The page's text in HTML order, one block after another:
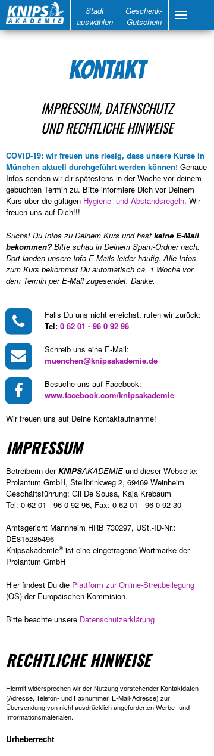
Stadt
auswählen
Geschenk-
Gutschein
KONTAKT
IMPRESSUM, DATENSCHUTZ
UND RECHTLICHE HINWEISE
COVID-19: wir freuen uns riesig, dass unsere Kurse in
München aktuell durchgeführt werden können! Genaue
Infos senden wir dir spätestens in der Woche vor deinem
gebuchten Termin zu. Bitte informiere Dich vor Deinem
Kurs über die gültigen Hygiene- und Abstandsregeln. Wir
freuen uns auf Dich!!!
Suchst Du Infos zu Deinem Kurs und hast keine E-Mail
bekommen? Bitte schau in Deinem Spam-Ordner nach.
Dort landen unsere Info-E-Mails leider häufig. Alle Infos
zum Kurs bekommst Du automatisch ca. 1 Woche vor
dem Termin per E-Mail zugesendet. Danke.
Falls Du uns nicht erreichst, rufen wir zurück:
Tel: 0 62 01 - 96 0 92 96
Schreib uns eine E-Mail:
muenchen@knipsakademie.de
Besuche uns auf Facebook:
www.facebook.com/knipsakademie
Wir freuen uns auf Deine Kontaktaufnahme!
IMPRESSUM
Betreiberin derKNIPSAKADEMIE und dieserWebseite:
Prolantum GmbH, Stellbrinkweg 2, 69469 Weinheim
Geschäftsführung: Gil De Sousa, Kaja Krebaum
Tel: 0 62 01 - 96 0 92 96, Fax: 0 62 01 - 96 0 92 30
Amtsgericht Mannheim HRB 730297, USt.-ID-Nr.:
DE815285496
Knipsakademie® ist eine eingetragene Wortmarke der
Prolantum GmbH
Hier findest Du die Plattform zur Online-Streitbeilegung
(OS) der Europäischen Kommision.
Bitte beachte unsere Datenschutzerklärung
RECHTLICHE HINWEISE
Hiermit widersprechen wir der Nutzung vorstehender Kontaktdaten
(Adresse, Telefon- und Faxnummer, E-Mail-Adresse) zur
Übersendung von nicht ausdrücklich angeforderten Werbe- und
Informationsmaterialen.
Urheberrecht